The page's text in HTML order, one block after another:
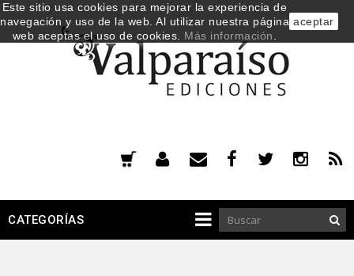
CATEGORÍAS
Este sitio usa cookies para mejorar la experiencia de
navegación y uso de la web. Al utilizar nuestra página
web aceptas el uso de cookies. Más información
aceptar